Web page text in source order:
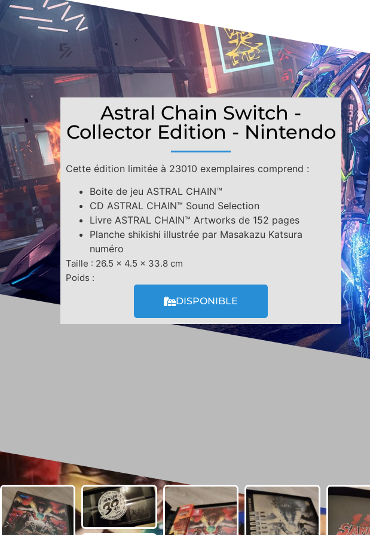
Astral Chain Switch -
Collector Edition - Nintendo
Cette édition limitée à 23010 exemplaires comprend :
Boite de jeu ASTRAL CHAIN™
CD ASTRAL CHAIN™ Sound Selection
Livre ASTRAL CHAIN™ Artworks de 152 pages
Planche shikishi illustrée par Masakazu Katsura
numéro
Taille : 26.5 x 4.5 x 33.8 cm
Poids :
DISPONIBLE